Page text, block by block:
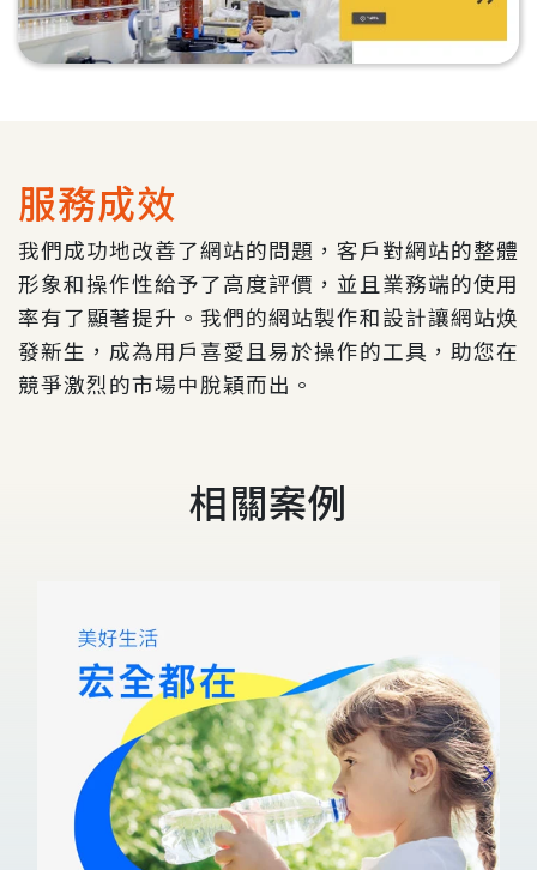
服務成效
我們成功地改善了網站的問題，客戶對網站的整體
形象和操作性給予了高度評價，並且業務端的使用
率有了顯著提升。我們的網站製作和設計讓網站焕
發新生，成為用戶喜愛且易於操作的工具，助您在
競爭激烈的市場中脫穎而出。
相關案例